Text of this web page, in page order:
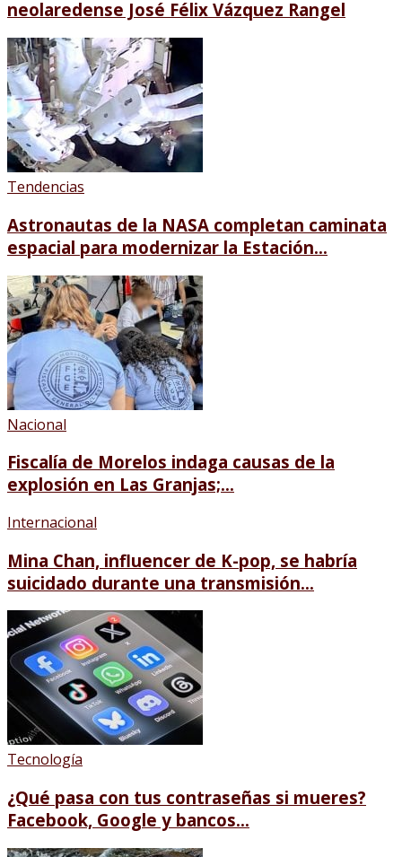
neolaredense José Félix Vázquez Rangel
Tendencias
Astronautas de la NASA completan caminata
espacial para modernizar la Estación...
Nacional
Fiscalía de Morelos indaga causas de la
explosión en Las Granjas;...
Internacional
Mina Chan, influencer de K-pop, se habría
suicidado durante una transmisión...
Tecnología
¿Qué pasa con tus contraseñas si mueres?
Facebook, Google y bancos...